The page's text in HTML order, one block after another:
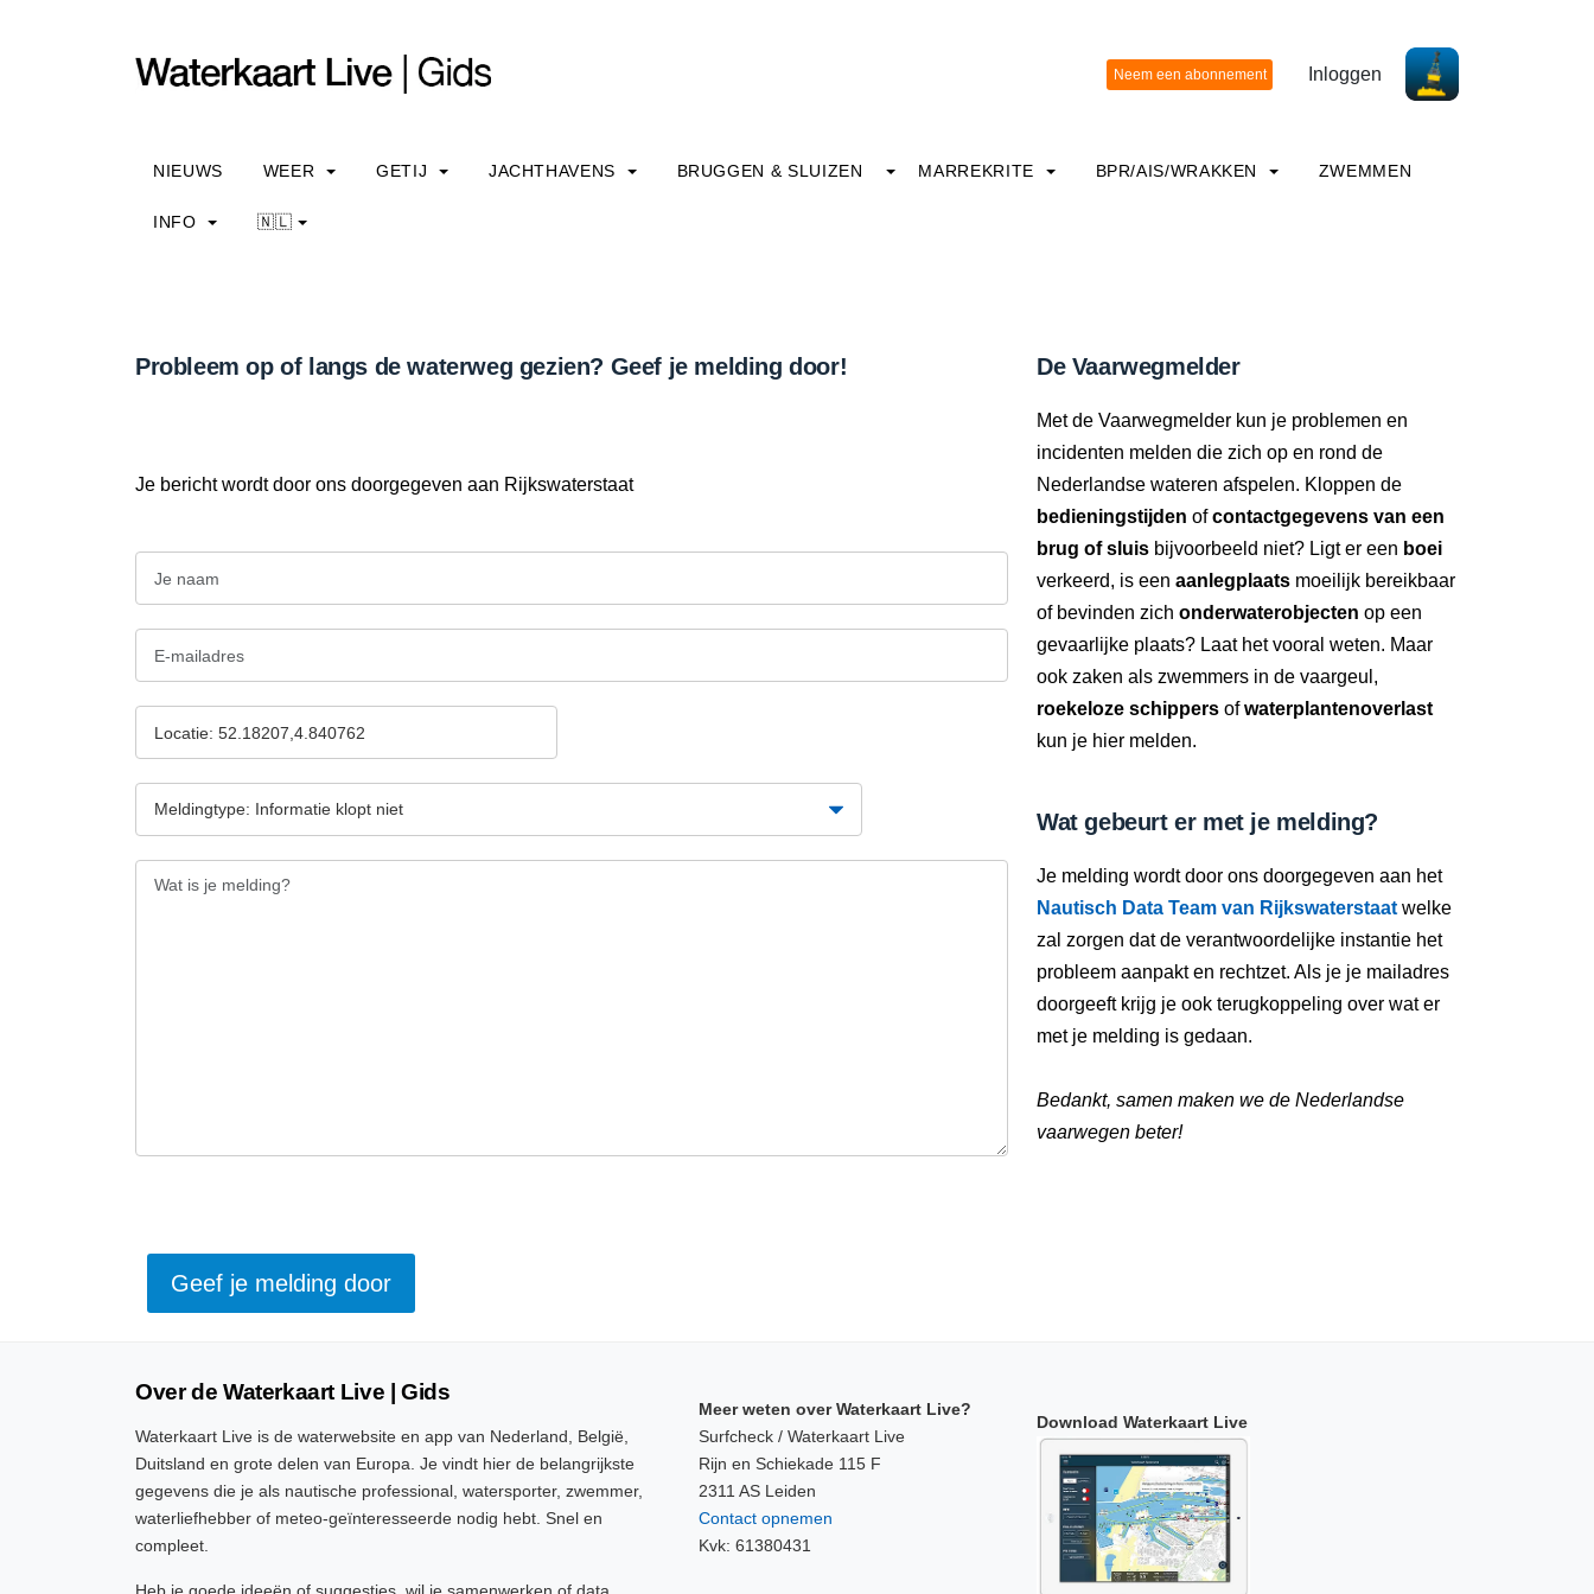
Inloggen
NIEUWS WEER GETIJ JACHTHAVENS BRUGGEN & SLUIZEN MARREKRITE BPR/AIS/WRAKKEN ZWEMMEN
INFO 🇳🇱
Probleem op of langs de waterweg gezien? Geef je melding door!
Je bericht wordt door ons doorgegeven aan Rijkswaterstaat
De Vaarwegmelder
Met de Vaarwegmelder kun je problemen en
incidenten melden die zich op en rond de
Nederlandse wateren afspelen. Kloppen de
bedieningstijden ofcontactgegevens van een
brug of sluis bijvoorbeeld niet? Ligt er een boei
verkeerd, is een aanlegplaats moeilijk bereikbaar
of bevinden zich onderwaterobjecten op een
gevaarlijke plaats? Laat het vooral weten. Maar
ook zaken als zwemmers in de vaargeul,
roekeloze schippers ofwaterplantenoverlast
kun je hier melden.
Wat gebeurt er met je melding?
Je melding wordt door ons doorgegeven aan het
Nautisch Data Team van Rijkswaterstaat welke
zal zorgen dat de verantwoordelijke instantie het
probleem aanpakt en rechtzet. Als je je mailadres
doorgeeft krijg je ook terugkoppeling over wat er
met je melding is gedaan.
Bedankt, samen maken we de Nederlandse
vaarwegen beter!
Over de Waterkaart Live | Gids
Waterkaart Live is de waterwebsite en app van Nederland, België,
Duitsland en grote delen van Europa. Je vindt hier de belangrijkste
gegevens die je als nautische professional, watersporter, zwemmer,
waterliefhebber of meteo-geïnteresseerde nodig hebt. Snel en
compleet.
Meer weten over Waterkaart Live?
Surfcheck / Waterkaart Live
Rijn en Schiekade 115 F
2311 AS Leiden
Contact opnemen
Kvk: 61380431
Download Waterkaart Live